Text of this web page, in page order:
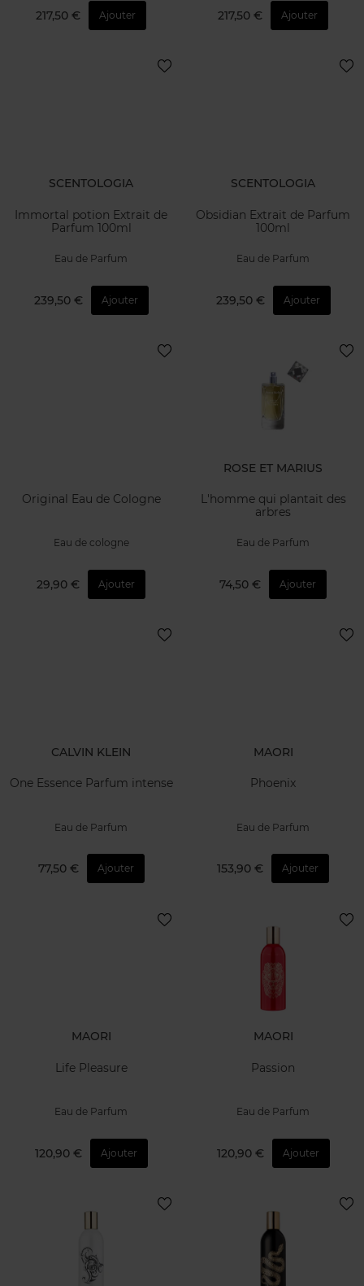
217,50 € Ajouter 217,50 € Ajouter
SCENTOLOGIA
Immortal potion Extrait de
Parfum 100ml
Eau de Parfum
239,50 € Ajouter
SCENTOLOGIA
Obsidian Extrait de Parfum
100ml
Eau de Parfum
239,50 € Ajouter
Original Eau de Cologne
Eau de cologne
29,90 € Ajouter
ROSE ET MARIUS
L'homme qui plantait des
arbres
Eau de Parfum
74,50 € Ajouter
CALVIN KLEIN
One Essence Parfum intense
Eau de Parfum
77,50 € Ajouter
MAORI
Phoenix
Eau de Parfum
153,90 € Ajouter
MAORI
Life Pleasure
Eau de Parfum
120,90 € Ajouter
MAORI
Passion
Eau de Parfum
120,90 € Ajouter